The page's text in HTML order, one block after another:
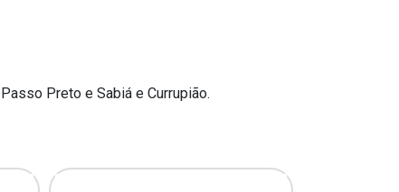
Preto e Sabiá e Currupião.